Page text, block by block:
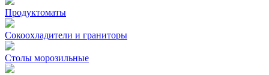
Продуктоматы
Сокоохладители и граниторы
Столы морозильные